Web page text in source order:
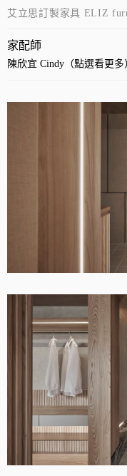
艾立思訂製家具 ELIZ
家配師
陳欣宜 Cindy（點選看更多